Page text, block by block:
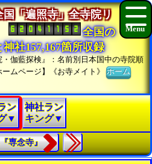
国「遍照寺」全寺院リ
全国の
神社157,167箇所収録
・伽藍探検』：名前別日本国中の寺院順
ームページ】《お寺メイト》ホーム
ン
▼
神社ラン
キング▼
専念寺』